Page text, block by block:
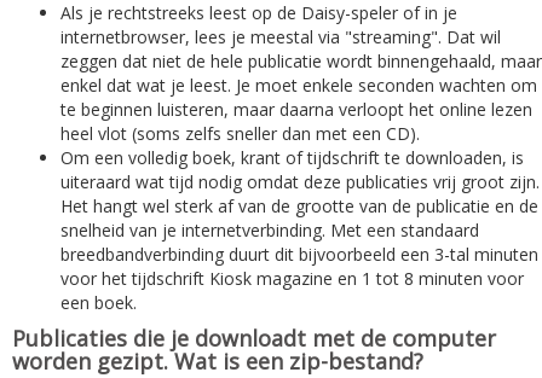
Als je rechtstreeks leest op de Daisy-speler of in je
internetbrowser, lees je meestal via "streaming". Dat wil
zeggen dat niet de hele publicatie wordt binnengehaald, maar
enkel dat wat je leest. Je moet enkele seconden wachten om
te beginnen luisteren, maar daarna verloopt het online lezen
heel vlot (soms zelfs sneller dan met een CD).
Om een volledig boek, krant of tijdschrift te downloaden, is
uiteraard wat tijd nodig omdat deze publicaties vrij groot zijn.
Het hangt wel sterk af van de grootte van de publicatie en de
snelheid van je internetverbinding. Met een standaard
breedbandverbinding duurt dit bijvoorbeeld een 3-tal minuten
voor het tijdschrift Kiosk magazine en 1 tot 8 minuten voor
een boek.
Publicaties die je downloadt met de computer
worden gezipt. Wat is een zip-bestand?